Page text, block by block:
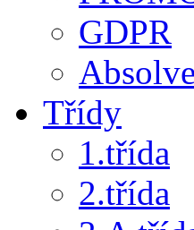
GDPR
Třídy
1.třída
2.třída